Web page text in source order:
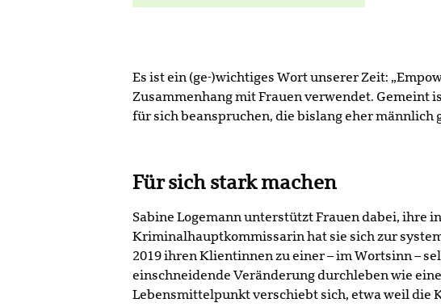
Es ist ein (ge-)wichtiges Wort unserer Zeit:
Zusammenhang mit Frauen verwendet. Gemeint
für sich beanspruchen, die bislang eher männlich
Für sich stark machen
Sabine Logemann unterstützt Frauen dabei, ihre
Kriminalhauptkommissarin hat sie sich zur
2019 ihren Klientinnen zu einer – im Wortsinn –
einschneidende Veränderung durchleben wie
Lebensmittelpunkt verschiebt sich, etwa weil die